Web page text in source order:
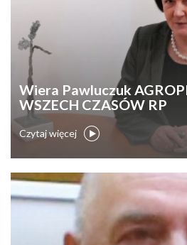
Wiera Pawluczuk
WSZECH CZASÓW RP
Czytaj więcej